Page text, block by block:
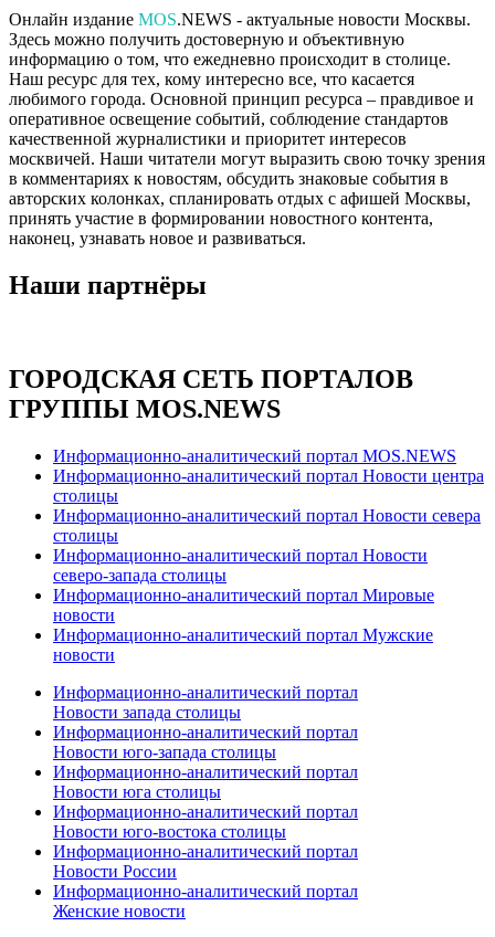
Онлайн издание MOS.NEWS - актуальные новости Москвы.
Здесь можно получить достоверную и объективную
информацию о том, что ежедневно происходит в столице.
Наш ресурс для тех, кому интересно все, что касается
любимого города. Основной принцип ресурса – правдивое и
оперативное освещение событий, соблюдение стандартов
качественной журналистики и приоритет интересов
москвичей. Наши читатели могут выразить свою точку зрения
в комментариях к новостям, обсудить знаковые события в
авторских колонках, спланировать отдых с афишей Москвы,
принять участие в формировании новостного контента,
наконец, узнавать новое и развиваться.
Наши партнёры
ГОРОДСКАЯ СЕТЬ ПОРТАЛОВ
ГРУППЫ MOS.NEWS
Информационно-аналитический портал MOS.NEWS
Информационно-аналитический портал Новости центра
столицы
Информационно-аналитический портал Новости севера
столицы
Информационно-аналитический портал Новости
северо-запада столицы
Информационно-аналитический портал Мировые
новости
Информационно-аналитический портал Мужские
новости
Информационно-аналитический портал
Новости запада столицы
Информационно-аналитический портал
Новости юго-запада столицы
Информационно-аналитический портал
Новости юга столицы
Информационно-аналитический портал
Новости юго-востока столицы
Информационно-аналитический портал
Новости России
Информационно-аналитический портал
Женские новости